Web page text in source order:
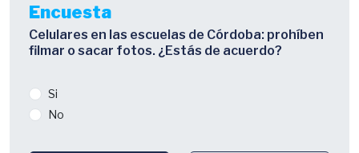
Encuesta
Celulares en las escuelas de Córdoba: prohíben
filmar o sacar fotos. ¿Estás de acuerdo?
Si
No